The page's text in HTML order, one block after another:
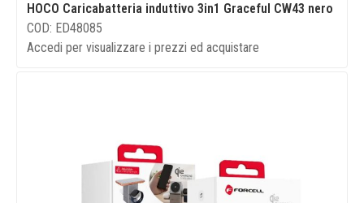
HOCO Caricabatteria induttivo 3in1 Graceful CW43 nero
COD: ED48085
Accedi per visualizzare i prezzi ed acquistare